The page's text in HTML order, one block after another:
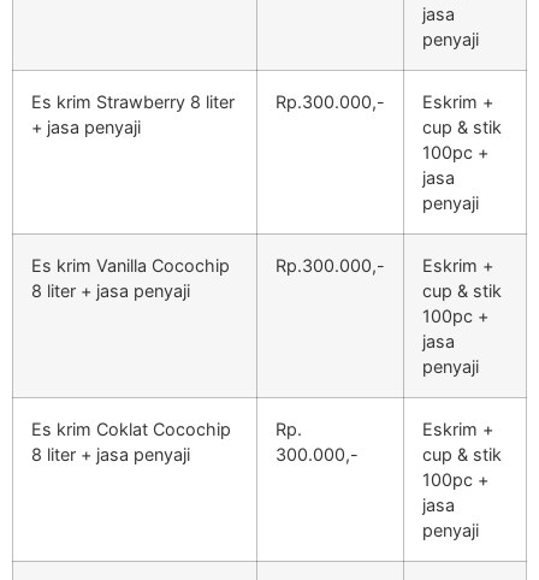
jasa
penyaji
Es krim Strawberry 8 liter
+ jasa penyaji
Rp.300.000,-
Eskrim +
cup & stik
100pc +
jasa
penyaji
Es krim Vanilla Cocochip
8 liter + jasa penyaji
Rp.300.000,-
Eskrim +
cup & stik
100pc +
jasa
penyaji
Es krim Coklat Cocochip
8 liter + jasa penyaji
Rp.
300.000,-
Eskrim +
cup & stik
100pc +
jasa
penyaji